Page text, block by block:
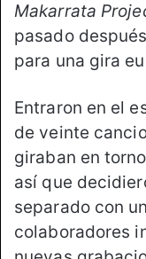
Makarrata
pasado
para una gira
Entraron en el
de veinte
giraban en
así que
separado con
colaboradores